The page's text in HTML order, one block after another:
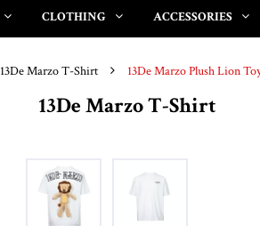
CLOTHING ACCESSORIES
13De Marzo T-Shirt 13De Marzo Plush Lion
13De Marzo T-Shirt